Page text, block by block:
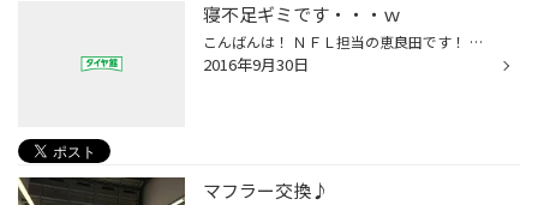
寝不足ギミです・・・ｗ
こんばんは！ ＮＦＬ担当の恵良田です！ 皆さんＮＦＬ観戦楽しんでますか？（少なそう・・・ｗ） 早いものでもうＷＥＥＫ４に突入です！ レギュラーシーズン１６週の内、もう４週が経とうとしています(>__
2016年9月30日
マフラー交換♪